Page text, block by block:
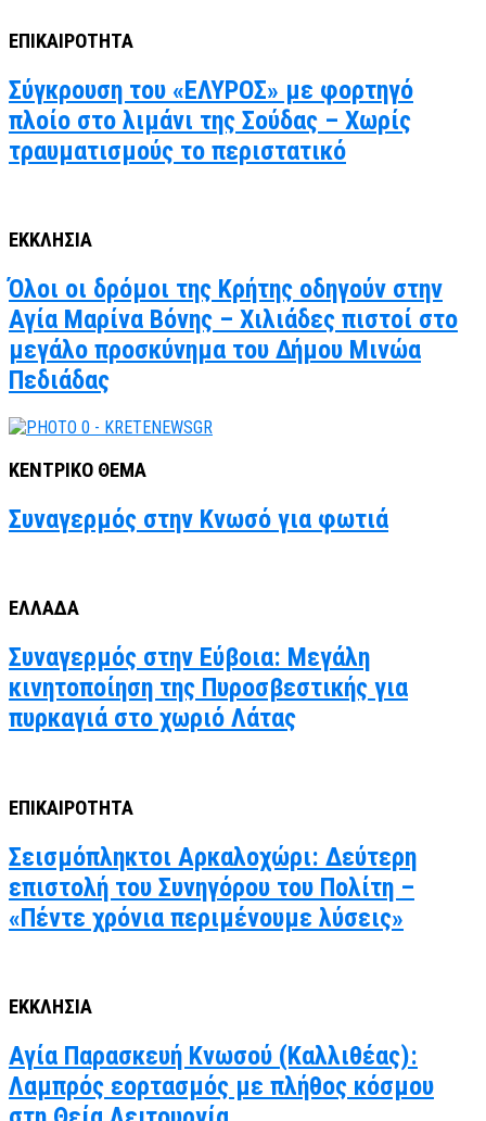
ΕΠΙΚΑΙΡΟΤΗΤΑ
Σύγκρουση του «ΕΛΥΡΟΣ» με φορτηγό
πλοίο στο λιμάνι της Σούδας – Χωρίς
τραυματισμούς το περιστατικό
ΕΚΚΛΗΣΙΑ
Όλοι οι δρόμοι της Κρήτης οδηγούν στην
Αγία Μαρίνα Βόνης – Χιλιάδες πιστοί στο
μεγάλο προσκύνημα του Δήμου Μινώα
Πεδιάδας
ΚΕΝΤΡΙΚΟ ΘΕΜΑ
Συναγερμός στην Κνωσό για φωτιά
ΕΛΛΑΔΑ
Συναγερμός στην Εύβοια: Μεγάλη
κινητοποίηση της Πυροσβεστικής για
πυρκαγιά στο χωριό Λάτας
ΕΠΙΚΑΙΡΟΤΗΤΑ
Σεισμόπληκτοι Αρκαλοχώρι: Δεύτερη
επιστολή του Συνηγόρου του Πολίτη –
«Πέντε χρόνια περιμένουμε λύσεις»
ΕΚΚΛΗΣΙΑ
Αγία Παρασκευή Κνωσού (Καλλιθέας):
Λαμπρός εορτασμός με πλήθος κόσμου